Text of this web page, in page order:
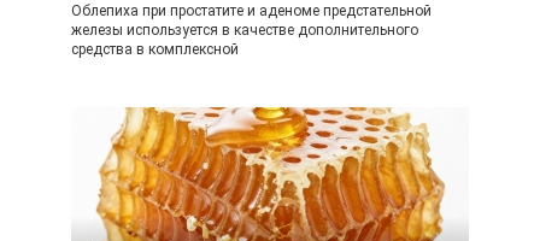
Облепиха при простатите и аденоме предстательной
железы используется в качестве дополнительного
средства в комплексной